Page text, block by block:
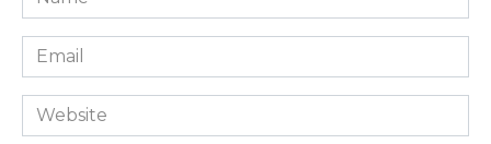
*
Email
*
Website